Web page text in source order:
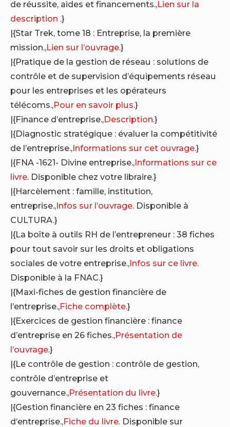
de réussite, aides et financements.,Lien sur la
description .}
|{Star Trek, tome 18 : Entreprise, la première
mission.,Lien sur l’ouvrage.}
|{Pratique de la gestion de réseau : solutions de
contrôle et de supervision d’équipements réseau
pour les entreprises et les opérateurs
télécoms.,Pour en savoir plus.}
|{Finance d’entreprise.,Description.}
|{Diagnostic stratégique : évaluer la compétitivité
de l’entreprise.,Informations sur cet ouvrage.}
|{FNA -1621- Divine entreprise.,Informations sur ce
livre. Disponible chez votre libraire.}
|{Harcèlement : famille, institution,
entreprise.,Infos sur l’ouvrage. Disponible à
CULTURA.}
|{La boîte à outils RH de l’entrepreneur : 38 fiches
pour tout savoir sur les droits et obligations
sociales de votre entreprise.,Infos sur ce livre.
Disponible à la FNAC.}
|{Maxi-fiches de gestion financière de
l’entreprise.,Fiche complète.}
|{Exercices de gestion financière : finance
d’entreprise en 26 fiches.,Présentation de
l’ouvrage.}
|{Le contrôle de gestion : contrôle de gestion,
contrôle d’entreprise et
gouvernance.,Présentation du livre.}
|{Gestion financière en 23 fiches : finance
d’entreprise.,Fiche du livre. Disponible sur